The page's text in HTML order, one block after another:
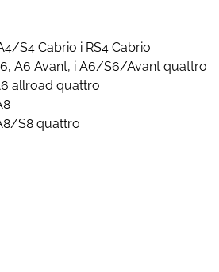
S4 Cabrio i RS4 Cabrio
A6 Avant, i A6/S6/Avant quattro
allroad quattro
S8 quattro